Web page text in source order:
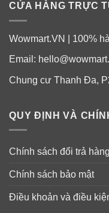
CỬA HÀNG TRỰC
Wowmart.VN | 100%
Email:
Chung cư Thanh Đa,
QUY ĐỊNH VÀ
Chính sách đổi trả hàng
Chính sách bảo mật
Điều khoản và điều